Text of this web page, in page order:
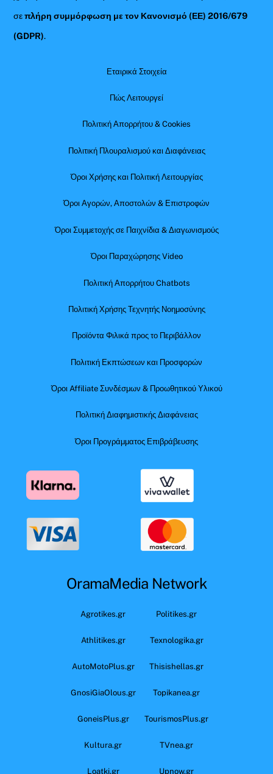
σεπλήρη συμμόρφωση με τον Κανονισμό (ΕΕ) 2016/679
(GDPR).
Εταιρικά Στοιχεία
Πώς Λειτουργεί
Πολιτική Απορρήτου & Cookies
Πολιτική Πλουραλισμού και Διαφάνειας
Όροι Χρήσης και Πολιτική Λειτουργίας
Όροι Αγορών, Αποστολών & Επιστροφών
Όροι Συμμετοχής σε Παιχνίδια & Διαγωνισμούς
Όροι Παραχώρησης Video
Πολιτική Απορρήτου Chatbots
Πολιτική Χρήσης Τεχνητής Νοημοσύνης
Προϊόντα Φιλικά προς το Περιβάλλον
Πολιτική Εκπτώσεων και Προσφορών
Όροι Affiliate Συνδέσμων & Προωθητικού Υλικού
Πολιτική Διαφημιστικής Διαφάνειας
Όροι Προγράμματος Επιβράβευσης
OramaMedia Network
Agrotikes.gr Politikes.gr
Athlitikes.gr Texnologika.gr
AutoMotoPlus.gr Thisishellas.gr
GnosiGiaOlous.gr Topikanea.gr
GoneisPlus.gr TourismosPlus.gr
Kultura.gr TVnea.gr
Loatki.gr Upnow.gr